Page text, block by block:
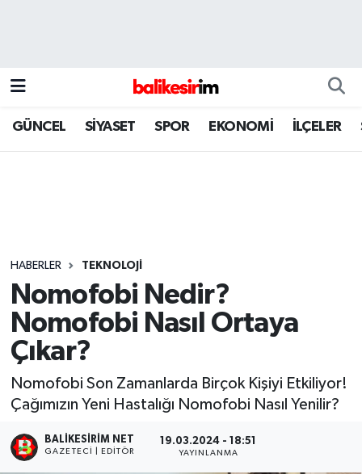
GÜNCEL SİYASET SPOR EKONOMİ İLÇELER
HABERLER TEKNOLOJİ
Nomofobi Nedir?
Nomofobi Nasıl Ortaya
Çıkar?
Nomofobi Son Zamanlarda Birçok Kişiyi Etkiliyor!
Çağımızın Yeni Hastalığı Nomofobi Nasıl Yenilir?
BALIKESIRIM NET
GAZETECI | EDITÖR
19.03.2024 - 18:51
YAYINLANMA